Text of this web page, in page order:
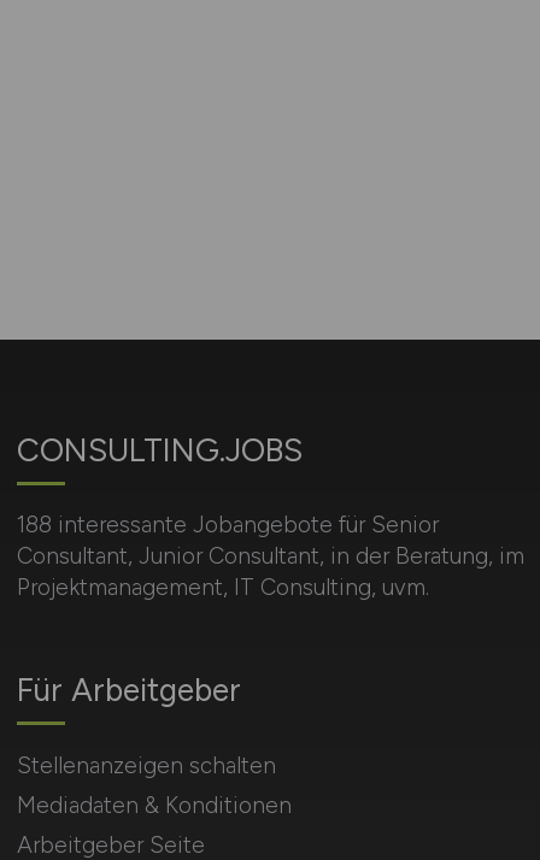
CONSULTING.JOBS
188 interessante Jobangebote für Senior
Consultant, Junior Consultant, in der Beratung, im
Projektmanagement, IT Consulting, uvm.
Für Arbeitgeber
Stellenanzeigen schalten
Mediadaten & Konditionen
Arbeitgeber Seite